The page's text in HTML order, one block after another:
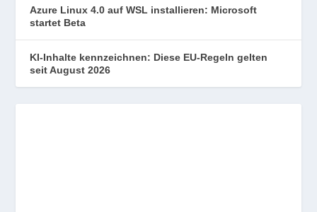
Azure Linux 4.0 auf WSL installieren: Microsoft
startet Beta
KI-Inhalte kennzeichnen: Diese EU-Regeln gelten
seit August 2026